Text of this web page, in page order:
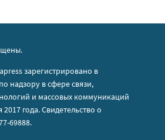
зарегистрировано в
надзору в сфере связи,
и массовых коммуникаций
года. Свидетельство о
69888.